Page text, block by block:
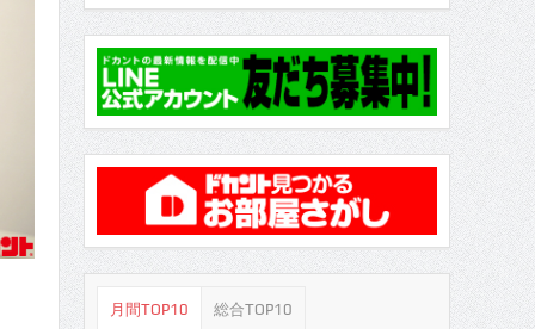
月間TOP10 総合TOP10